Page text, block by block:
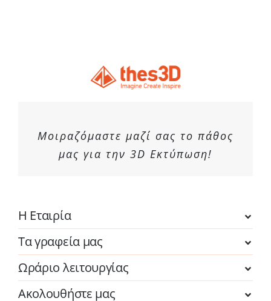
Μοιραζόμαστε μαζί σας το πάθος
μας για την 3D Εκτύπωση!
Η Εταιρία
Τα γραφεία μας
Ωράριο λειτουργίας
Ακολουθήστε μας